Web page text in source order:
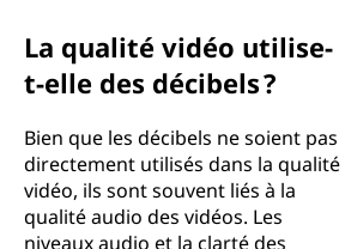
La qualité vidéo utilise-
t-elle des décibels ?
Bien que les décibels ne soient pas
directement utilisés dans la qualité
vidéo, ils sont souvent liés à la
qualité audio des vidéos. Les
niveaux audio et la clarté des